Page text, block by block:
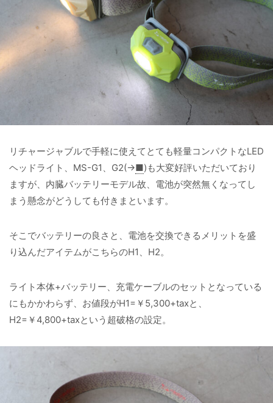
リチャージャブルで手軽に使えてとても軽量コンパクトなLED
ヘッドライト、MS-G1、G2(→■)も大変好評いただいており
ますが、内臓バッテリーモデル故、電池が突然無くなってし
まう懸念がどうしても付きまといます。
そこでバッテリーの良さと、電池を交換できるメリットを盛
り込んだアイテムがこちらのH1、H2。
ライト本体+バッテリー、充電ケーブルのセットとなっている
にもかかわらず、お値段がH1=￥5,300+taxと、
H2=￥4,800+taxという超破格の設定。